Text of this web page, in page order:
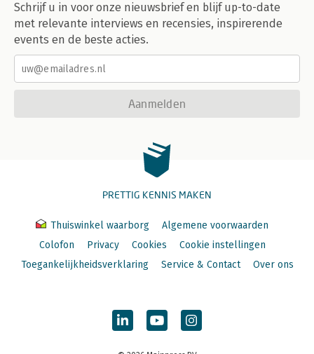
Schrijf u in voor onze nieuwsbrief en blijf up-to-date
met relevante interviews en recensies, inspirerende
events en de beste acties.
Aanmelden
PRETTIG KENNIS MAKEN
Thuiswinkel waarborg
Algemene voorwaarden
Colofon
Privacy Cookies
Cookie instellingen
Toegankelijkheidsverklaring
Service & Contact Over ons